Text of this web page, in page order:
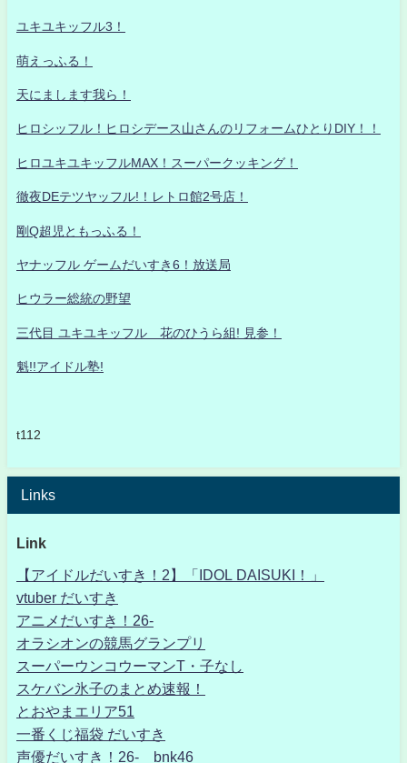
ユキユキッフル3！
萌えっふる！
天にまします我ら！
ヒロシッフル！ヒロシデース山さんのリフォームひとりDIY！！
ヒロユキユキッフルMAX！スーパークッキング！
徹夜DEテツヤッフル!！レトロ館2号店！
剛Q超児ともっふる！
ヤナッフル ゲームだいすき6！放送局
ヒウラー総統の野望
三代目 ユキユキッフル 花のひうら組! 見参！
魁!!アイドル塾!
t112
Links
Link
【アイドルだいすき！2】「IDOL DAISUKI！」
vtuber だいすき
アニメだいすき！26-
オラシオンの競馬グランプリ
スーパーウンコウーマンT・子なし
スケバン氷子のまとめ速報！
とおやまエリア51
一番くじ福袋 だいすき
声優だいすき！26- bnk46